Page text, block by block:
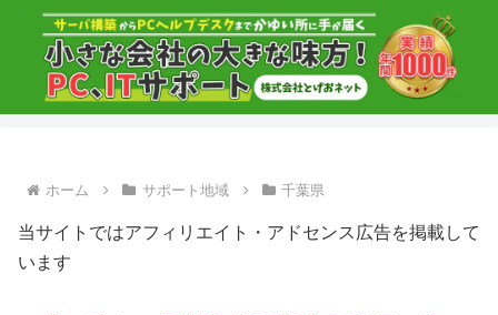
ホーム サポート地域 千葉県
当サイトではアフィリエイト・アドセンス広告を掲載して
います